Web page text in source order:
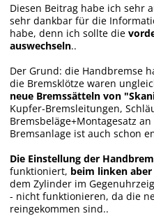
Diesen Beitrag habe ich sehr
sehr dankbar für die
habe, denn ich sollte die
auswechseln..
Der Grund: die Handbremse
die Bremsklötze waren
neue Bremssätteln von
Kupfer-Bremsleitungen,
Bremsbeläge+Montagesatz
Bremsanlage ist auch schon
Die Einstellung der
funktioniert, beim linken
dem Zylinder im
- nicht funktionieren, da die
reingekommen sind..